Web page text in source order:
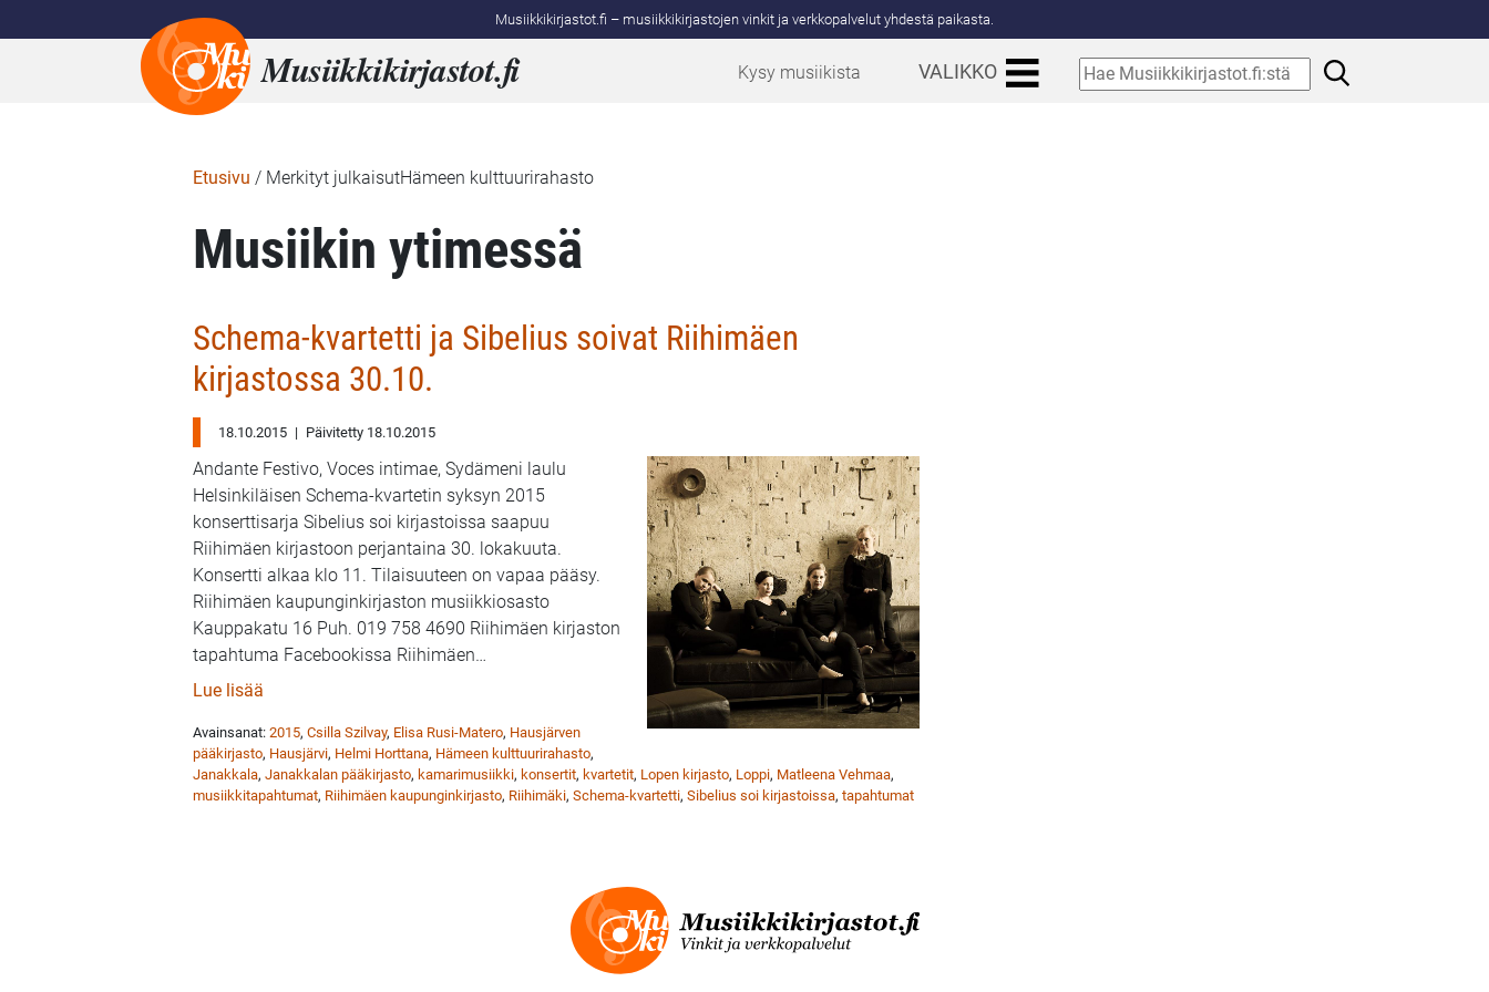
Musiikkikirjastot.fi – musiikkikirjastojen vinkit ja verkkopalvelut yhdestä paikasta.
Musiikkikirjastot.fi Kysy musiikista VALIKKO Hae
Etusivu / Merkityt julkaisutHämeen kulttuurirahasto
Musiikin ytimessä
Schema-kvartetti ja Sibelius soivat Riihimäen
kirjastossa 30.10.
18.10.2015 | Päivitetty 18.10.2015
Andante Festivo, Voces intimae, Sydämeni laulu
Helsinkiläisen Schema-kvartetin syksyn 2015
konserttisarja Sibelius soi kirjastoissa saapuu
Riihimäen kirjastoon perjantaina 30. lokakuuta.
Konsertti alkaa klo 11. Tilaisuuteen on vapaa pääsy.
Riihimäen kaupunginkirjaston musiikkiosasto
Kauppakatu 16 Puh. 019 758 4690 Riihimäen kirjaston
tapahtuma Facebookissa Riihimäen…
Lue lisää : Schema-kvartetti ja Sibelius soivat Riihimäen kirjastossa 30.10.
Avainsanat: 2015, Csilla Szilvay, Elisa Rusi-Matero, Hausjärven
pääkirjasto, Hausjärvi, Helmi Horttana, Hämeen kulttuurirahasto,
Janakkala, Janakkalan pääkirjasto, kamarimusiikki, konsertit, kvartetit, Lopen kirjasto, Loppi, Matleena Vehmaa,
musiikkitapahtumat, Riihimäen kaupunginkirjasto, Riihimäki, Schema-kvartetti, Sibelius soi kirjastoissa, tapahtumat